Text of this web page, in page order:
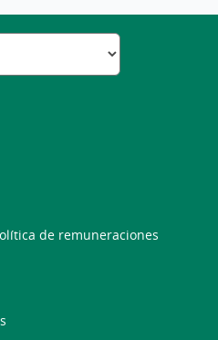
de remuneraciones